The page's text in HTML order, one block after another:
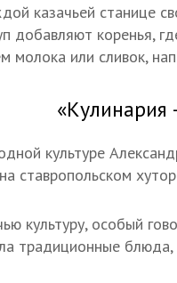
казачьей станице
добавляют коренья,
молока или сливок,
«Кулинария
культуре
ставропольском
культуру, особый
традиционные блюда,